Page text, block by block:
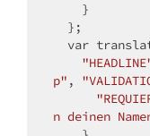
var
p" ,
n deinen